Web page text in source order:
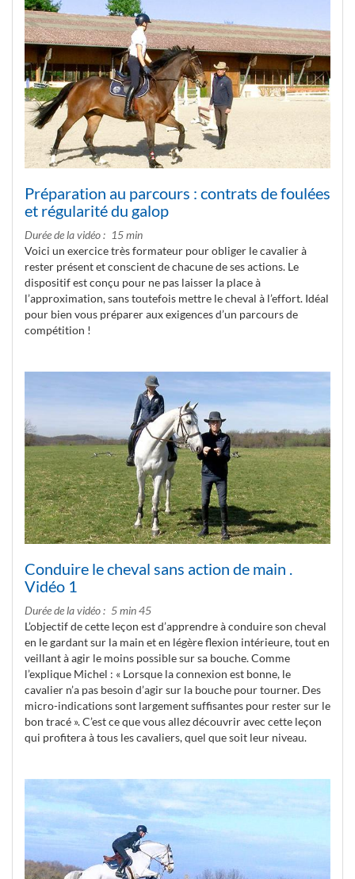
Préparation au parcours : contrats de foulées
et régularité du galop
Durée de la vidéo
15 min
Voici un exercice très formateur pour obliger le cavalier à
rester présent et conscient de chacune de ses actions. Le
dispositif est conçu pour ne pas laisser la place à
l’approximation, sans toutefois mettre le cheval à l’effort. Idéal
pour bien vous préparer aux exigences d’un parcours de
compétition !
Conduire le cheval sans action de main .
Vidéo 1
Durée de la vidéo
5 min 45
L’objectif de cette leçon est d’apprendre à conduire son cheval
en le gardant sur la main et en légère flexion intérieure, tout en
veillant à agir le moins possible sur sa bouche. Comme
l’explique Michel : « Lorsque la connexion est bonne, le
cavalier n’a pas besoin d’agir sur la bouche pour tourner. Des
micro-indications sont largement suffisantes pour rester sur le
bon tracé ». C’est ce que vous allez découvrir avec cette leçon
qui profitera à tous les cavaliers, quel que soit leur niveau.